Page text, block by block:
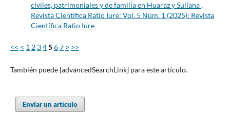
civiles, patrimoniales y de familia en Huaraz y Sullana,
Revista Científica Ratio Iure: Vol. 5 Núm. 1 (2025): Revista
Científica Ratio Iure
<< < 1 2 34567 > >>
También puede {advancedSearchLink} para este artículo.
Enviar un artículo